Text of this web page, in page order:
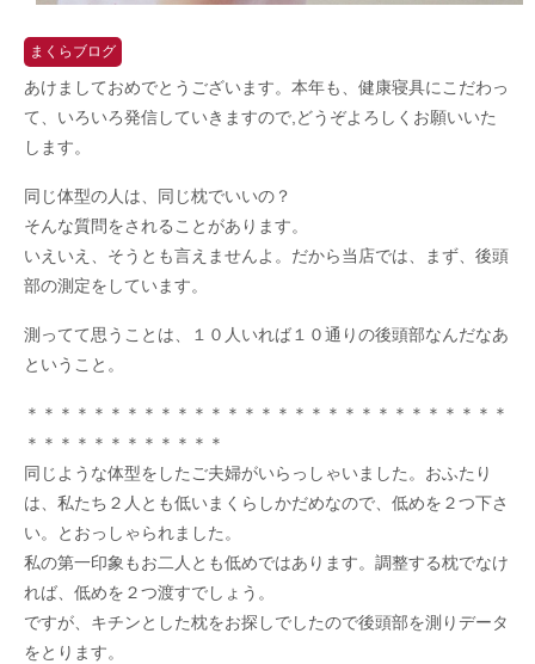
まくらブログ
あけましておめでとうございます。本年も、健康寝具にこだわっ
て、いろいろ発信していきますので,どうぞよろしくお願いいた
します。
同じ体型の人は、同じ枕でいいの？
そんな質問をされることがあります。
いえいえ、そうとも言えませんよ。だから当店では、まず、後頭
部の測定をしています。
測ってて思うことは、１０人いれば１０通りの後頭部なんだなあ
ということ。
＊＊＊＊＊＊＊＊＊＊＊＊＊＊＊＊＊＊＊＊＊＊＊＊＊＊＊＊＊
＊＊＊＊＊＊＊＊＊＊＊＊
同じような体型をしたご夫婦がいらっしゃいました。おふたり
は、私たち２人とも低いまくらしかだめなので、低めを２つ下さ
い。とおっしゃられました。
私の第一印象もお二人とも低めではあります。調整する枕でなけ
れば、低めを２つ渡すでしょう。
ですが、キチンとした枕をお探しでしたので後頭部を測りデータ
をとります。